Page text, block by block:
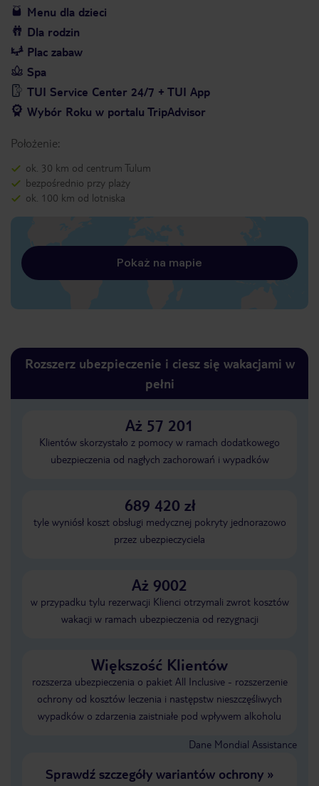
Menu dla dzieci
Dla rodzin
Plac zabaw
Spa
TUI Service Center 24/7 + TUI App
Wybór Roku w portalu TripAdvisor
Położenie:
ok. 30 km od centrum Tulum
bezpośrednio przy plaży
ok. 100 km od lotniska
Pokaż na mapie
Rozszerz ubezpieczenie i ciesz się wakacjami w
pełni
Aż 57 201
Klientów skorzystało z pomocy w ramach dodatkowego
ubezpieczenia od nagłych zachorowań i wypadków
689 420 zł
tyle wyniósł koszt obsługi medycznej pokryty jednorazowo
przez ubezpieczyciela
Aż 9002
w przypadku tylu rezerwacji Klienci otrzymali zwrot kosztów
wakacji w ramach ubezpieczenia od rezygnacji
Większość Klientów
rozszerza ubezpieczenia o pakiet All Inclusive - rozszerzenie
ochrony od kosztów leczenia i następstw nieszczęśliwych
wypadków o zdarzenia zaistniałe pod wpływem alkoholu
Dane Mondial Assistance
Sprawdź szczegóły wariantów ochrony»